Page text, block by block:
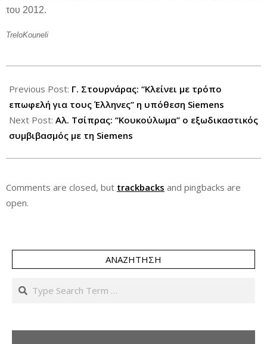
του 2012.
TreloKouneli
08-
27
Previous Post: Γ. Στουρνάρας: “Κλείνει με τρόπο
επωφελή για τους Έλληνες” η υπόθεση Siemens
Next Post: Αλ. Τσίπρας: “Κουκούλωμα” ο εξωδικαστικός
συμβιβασμός με τη Siemens
Comments are closed, but trackbacks and pingbacks are
open.
ΑΝΑΖΉΤΗΣΗ
Search